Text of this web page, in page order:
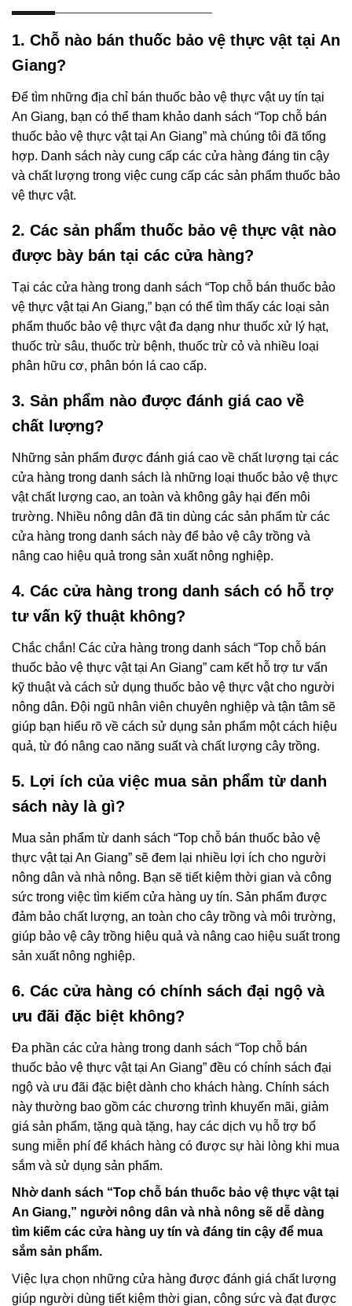
1. Chỗ nào bán thuốc bảo vệ thực vật tại An
Giang?
Để tìm những địa chỉ bán thuốc bảo vệ thực vật uy tín tại
An Giang, bạn có thể tham khảo danh sách “Top chỗ bán
thuốc bảo vệ thực vật tại An Giang” mà chúng tôi đã tổng
hợp. Danh sách này cung cấp các cửa hàng đáng tin cậy
và chất lượng trong việc cung cấp các sản phẩm thuốc bảo
vệ thực vật.
2. Các sản phẩm thuốc bảo vệ thực vật nào
được bày bán tại các cửa hàng?
Tại các cửa hàng trong danh sách “Top chỗ bán thuốc bảo
vệ thực vật tại An Giang,” bạn có thể tìm thấy các loại sản
phẩm thuốc bảo vệ thực vật đa dạng như thuốc xử lý hạt,
thuốc trừ sâu, thuốc trừ bệnh, thuốc trừ cỏ và nhiều loại
phân hữu cơ, phân bón lá cao cấp.
3. Sản phẩm nào được đánh giá cao về
chất lượng?
Những sản phẩm được đánh giá cao về chất lượng tại các
cửa hàng trong danh sách là những loại thuốc bảo vệ thực
vật chất lượng cao, an toàn và không gây hại đến môi
trường. Nhiều nông dân đã tin dùng các sản phẩm từ các
cửa hàng trong danh sách này để bảo vệ cây trồng và
nâng cao hiệu quả trong sản xuất nông nghiệp.
4. Các cửa hàng trong danh sách có hỗ trợ
tư vấn kỹ thuật không?
Chắc chắn! Các cửa hàng trong danh sách “Top chỗ bán
thuốc bảo vệ thực vật tại An Giang” cam kết hỗ trợ tư vấn
kỹ thuật và cách sử dụng thuốc bảo vệ thực vật cho người
nông dân. Đội ngũ nhân viên chuyên nghiệp và tận tâm sẽ
giúp bạn hiểu rõ về cách sử dụng sản phẩm một cách hiệu
quả, từ đó nâng cao năng suất và chất lượng cây trồng.
5. Lợi ích của việc mua sản phẩm từ danh
sách này là gì?
Mua sản phẩm từ danh sách “Top chỗ bán thuốc bảo vệ
thực vật tại An Giang” sẽ đem lại nhiều lợi ích cho người
nông dân và nhà nông. Bạn sẽ tiết kiệm thời gian và công
sức trong việc tìm kiếm cửa hàng uy tín. Sản phẩm được
đảm bảo chất lượng, an toàn cho cây trồng và môi trường,
giúp bảo vệ cây trồng hiệu quả và nâng cao hiệu suất trong
sản xuất nông nghiệp.
6. Các cửa hàng có chính sách đại ngộ và
ưu đãi đặc biệt không?
Đa phần các cửa hàng trong danh sách “Top chỗ bán
thuốc bảo vệ thực vật tại An Giang” đều có chính sách đại
ngộ và ưu đãi đặc biệt dành cho khách hàng. Chính sách
này thường bao gồm các chương trình khuyến mãi, giảm
giá sản phẩm, tặng quà tặng, hay các dịch vụ hỗ trợ bổ
sung miễn phí để khách hàng có được sự hài lòng khi mua
sắm và sử dụng sản phẩm.
Nhờ danh sách “Top chỗ bán thuốc bảo vệ thực vật tại
An Giang,” người nông dân và nhà nông sẽ dễ dàng
tìm kiếm các cửa hàng uy tín và đáng tin cậy để mua
sắm sản phẩm.
Việc lựa chọn những cửa hàng được đánh giá chất lượng
giúp người dùng tiết kiệm thời gian, công sức và đạt được